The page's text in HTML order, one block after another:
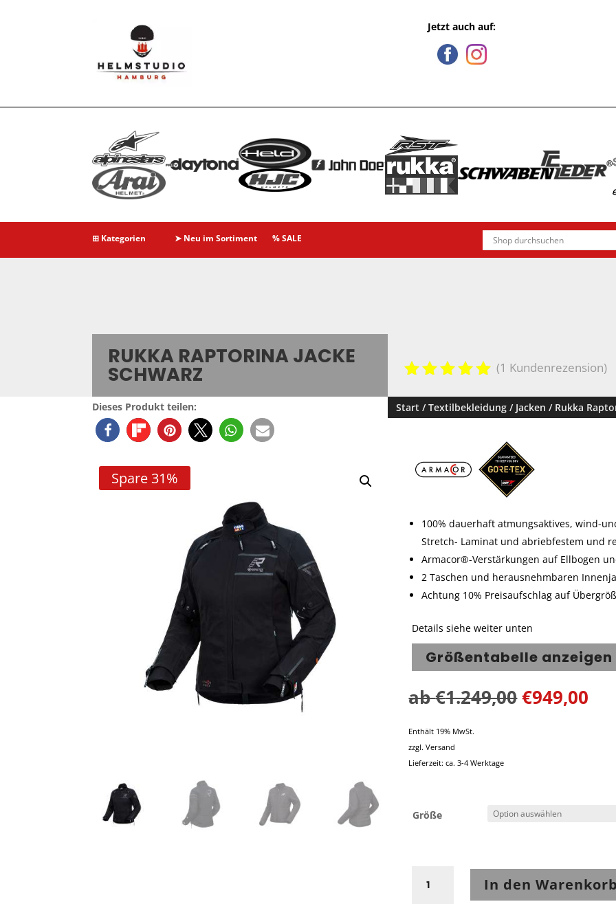
Jetzt auch auf:
⊞ Kategorien ➤ Neu im Sortiment % SALE
RUKKA RAPTORINA JACKE
SCHWARZ
mit5.00
von 5,
Kundenbe
wertung
(1 Kundenrezension)
Dieses Produkt teilen:
Spare 31%
Start /Textilbekleidung / Jacken / Rukka
100% dauerhaft atmungsaktives, wind-
Stretch- Laminat und abriebfestem und
Armacor®-Verstärkungen auf Ellbogen
2 Taschen und herausnehmbaren
Achtung 10% Preisaufschlag auf
Details siehe weiter unten
Größentabelle anzeigen
ab€1.249,00€949,00
Enthält 19% MwSt.
zzgl.Versand
Lieferzeit: ca. 3-4 Werktage
Größe
Raptorina
In den